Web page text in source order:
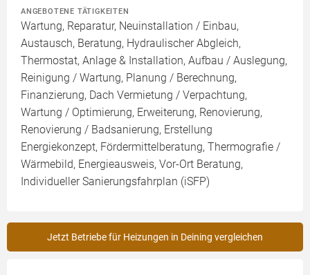
ANGEBOTENE TÄTIGKEITEN
Wartung, Reparatur, Neuinstallation / Einbau,
Austausch, Beratung, Hydraulischer Abgleich,
Thermostat, Anlage & Installation, Aufbau / Auslegung,
Reinigung / Wartung, Planung / Berechnung,
Finanzierung, Dach Vermietung / Verpachtung,
Wartung / Optimierung, Erweiterung, Renovierung,
Renovierung / Badsanierung, Erstellung
Energiekonzept, Fördermittelberatung, Thermografie /
Wärmebild, Energieausweis, Vor-Ort Beratung,
Individueller Sanierungsfahrplan (iSFP)
Jetzt Betriebe für Heizungen in Deining vergleichen